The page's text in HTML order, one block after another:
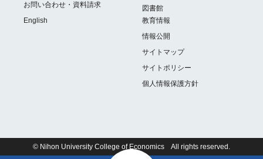
お問い合わせ・資料請求
English
図書館
教育情報
情報公開
サイトマップ
サイトポリシー
個人情報保護方針
© Nihon University College of Economics All rights reserved.